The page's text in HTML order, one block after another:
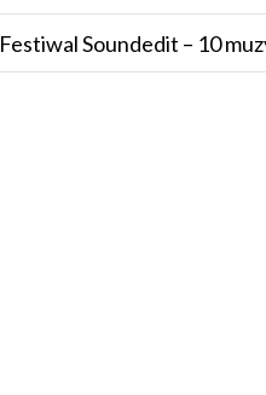
Festiwal Soundedit – 10